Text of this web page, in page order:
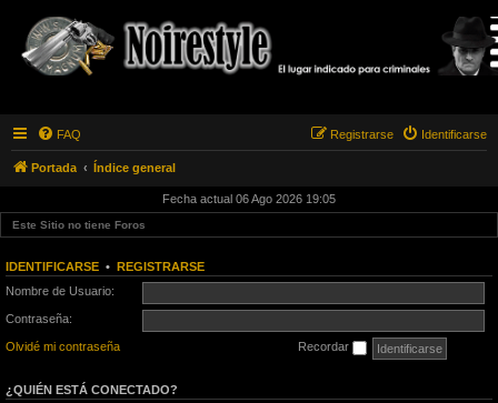
FAQ Identificarse
Registrarse
Portada Índice general
Fecha actual 06 Ago 2026 19:05
Este Sitio no tiene Foros
IDENTIFICARSE • REGISTRARSE
Nombre de Usuario:
Contraseña:
Olvidé mi contraseña Recordar
¿QUIÉN ESTÁ CONECTADO?